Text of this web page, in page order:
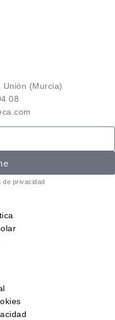
Unión (Murcia)
08
de privacidad